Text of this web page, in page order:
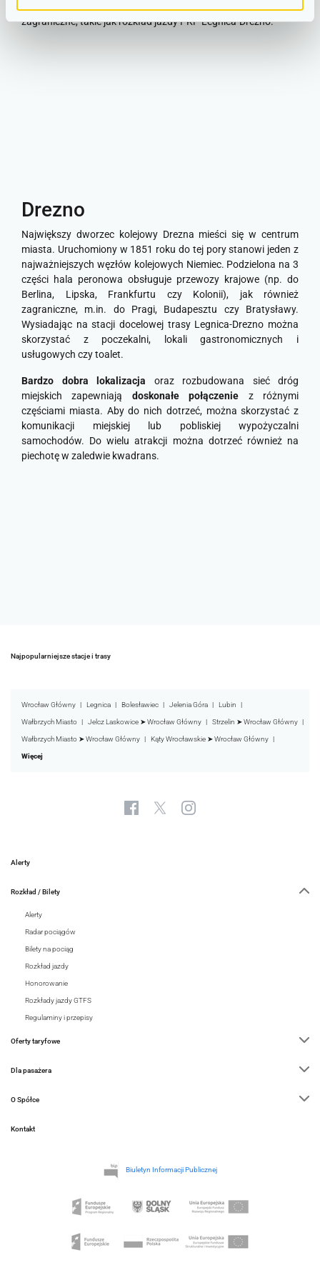
zagraniczne, takie jak rozkład jazdy PKP Legnica-Drezno.
Drezno
Największy dworzec kolejowy Drezna mieści się w centrum
miasta. Uruchomiony w 1851 roku do tej pory stanowi jeden z
najważniejszych węzłów kolejowych Niemiec. Podzielona na 3
części hala peronowa obsługuje przewozy krajowe (np. do
Berlina, Lipska, Frankfurtu czy Kolonii), jak również
zagraniczne, m.in. do Pragi, Budapesztu czy Bratysławy.
Wysiadając na stacji docelowej trasy Legnica-Drezno można
skorzystać z poczekalni, lokali gastronomicznych i
usługowych czy toalet.
Bardzo dobra lokalizacja oraz rozbudowana sieć dróg
miejskich zapewniają doskonałe połączenie z różnymi
częściami miasta. Aby do nich dotrzeć, można skorzystać z
komunikacji miejskiej lub pobliskiej wypożyczalni
samochodów. Do wielu atrakcji można dotrzeć również na
piechotę w zaledwie kwadrans.
Najpopularniejsze stacje i trasy
Wrocław Główny Legnica Bolesławiec Jelenia Góra Lubin
Wałbrzych Miasto Jelcz Laskowice ➤ Wrocław Główny Strzelin ➤ Wrocław Główny
Wałbrzych Miasto ➤ Wrocław Główny Kąty Wrocławskie ➤ Wrocław Główny
Więcej
Alerty
Rozkład / Bilety
Alerty
Radar pociągów
Bilety na pociąg
Rozkład jazdy
Honorowanie
Rozkłady jazdy GTFS
Regulaminy i przepisy
Oferty taryfowe
Dla pasażera
O Spółce
Kontakt
Biuletyn Informacji Publicznej